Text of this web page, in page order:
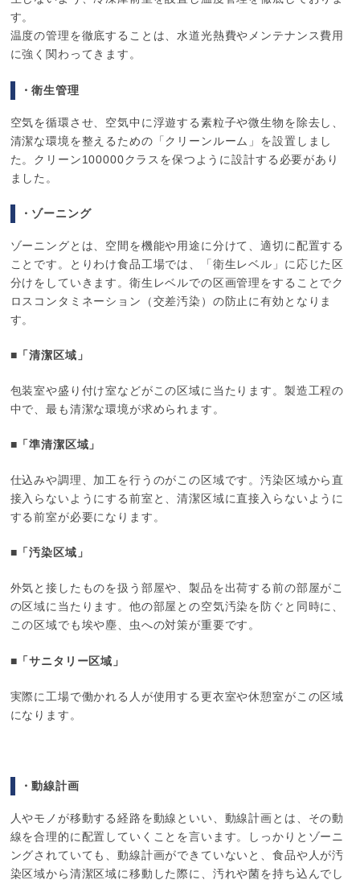
す。
温度の管理を徹底することは、水道光熱費やメンテナンス費用
に強く関わってきます。
・衛生管理
空気を循環させ、空気中に浮遊する素粒子や微生物を除去し、
清潔な環境を整えるための「クリーンルーム」を設置しまし
た。クリーン100000クラスを保つように設計する必要があり
ました。
・ゾーニング
ゾーニングとは、空間を機能や用途に分けて、適切に配置する
ことです。とりわけ食品工場では、「衛生レベル」に応じた区
分けをしていきます。衛生レベルでの区画管理をすることでク
ロスコンタミネーション（交差汚染）の防止に有効となりま
す。
■「清潔区域」
包装室や盛り付け室などがこの区域に当たります。製造工程の
中で、最も清潔な環境が求められます。
■「準清潔区域」
仕込みや調理、加工を行うのがこの区域です。汚染区域から直
接入らないようにする前室と、清潔区域に直接入らないように
する前室が必要になります。
■「汚染区域」
外気と接したものを扱う部屋や、製品を出荷する前の部屋がこ
の区域に当たります。他の部屋との空気汚染を防ぐと同時に、
この区域でも埃や塵、虫への対策が重要です。
■「サニタリー区域」
実際に工場で働かれる人が使用する更衣室や休憩室がこの区域
になります。
・動線計画
人やモノが移動する経路を動線といい、動線計画とは、その動
線を合理的に配置していくことを言います。しっかりとゾーニ
ングされていても、動線計画ができていないと、食品や人が汚
染区域から清潔区域に移動した際に、汚れや菌を持ち込んでし